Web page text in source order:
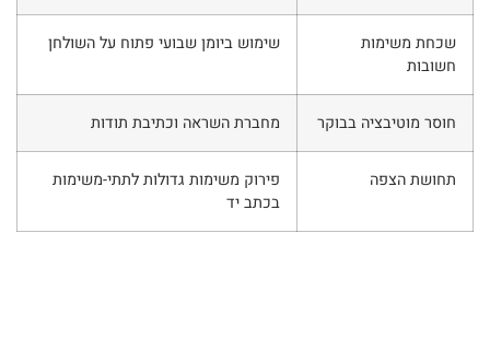
שכחת משימות
חשובות
שימוש ביומן שבועי פתוח על השולחן
חוסר מוטיבציה בבוקר מחברת השראה וכתיבת תודות
תחושת הצפה
פירוק משימות גדולות לתתי-משימות
בכתב יד